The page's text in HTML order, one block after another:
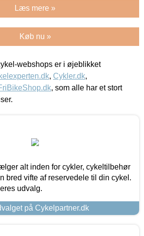
Læs mere »
Køb nu »
webshops er i øjeblikket
, Cykler.dk,
, som alle har et stort
alt inden for cykler, cykeltilbehør
bred vifte af reservedele til din cykel.
udvalg.
på Cykelpartner.dk